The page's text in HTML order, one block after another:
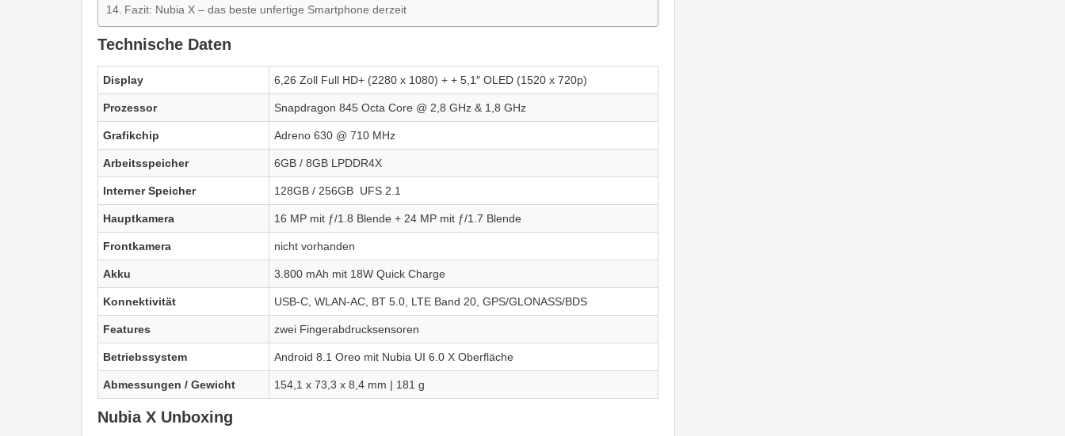
Fazit: Nubia X – das beste unfertige Smartphone derzeit
Technische Daten
Display 6,26 Zoll Full HD+ (2280 x 1080) + + 5,1″ OLED (1520 x 720p)
Prozessor Snapdragon 845 Octa Core @ 2,8 GHz & 1,8 GHz
Grafikchip Adreno 630 @ 710 MHz
Arbeitsspeicher 6GB / 8GB LPDDR4X
Interner Speicher 128GB / 256GB UFS 2.1
Hauptkamera 16 MP mit ƒ/1.8 Blende + 24 MP mit ƒ/1.7 Blende
Frontkamera nicht vorhanden
Akku 3.800 mAh mit 18W Quick Charge
Konnektivität USB-C, WLAN-AC, BT 5.0, LTE Band 20, GPS/GLONASS/BDS
Features zwei Fingerabdrucksensoren
Betriebssystem Android 8.1 Oreo mit Nubia UI 6.0 X Oberfläche
Abmessungen / Gewicht 154,1 x 73,3 x 8,4 mm | 181 g
Nubia X Unboxing